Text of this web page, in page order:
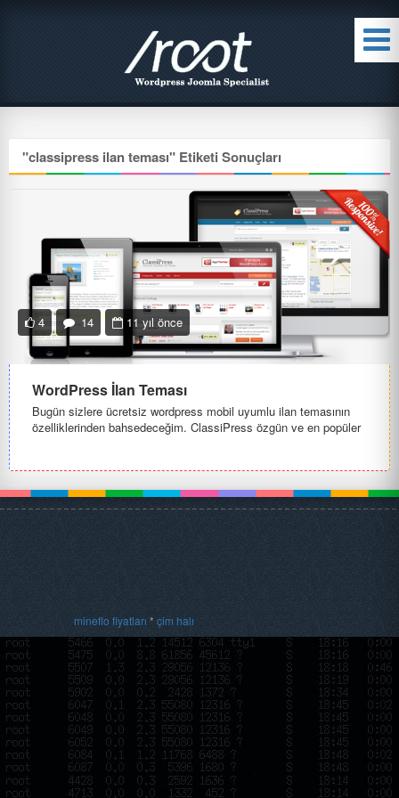
"classipress ilan teması" Etiketi Sonuçları
4 14 11 yıl önce
WordPress İlan Teması
Bugün sizlere ücretsiz wordpress mobil uyumlu ilan temasının
özelliklerinden bahsedeceğim. ClassiPress özgün ve en popüler
mineflo fiyatları * çim halı